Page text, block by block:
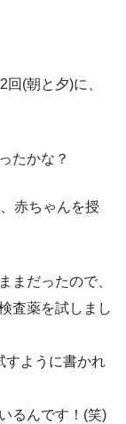
(朝と夕)に、
たかな？
赤ちゃんを授
まだったので、
査薬を試しまし
すように書かれ
るんです！(笑)